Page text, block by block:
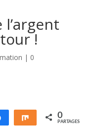
!
| 0
Partagez Partagez
0
PARTAGES